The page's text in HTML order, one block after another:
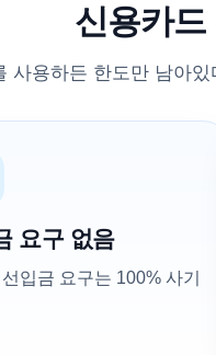
신용카드
사용하든 한도만 남아
요구 없음
입금 요구는 100% 사기